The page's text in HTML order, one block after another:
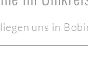
uns in